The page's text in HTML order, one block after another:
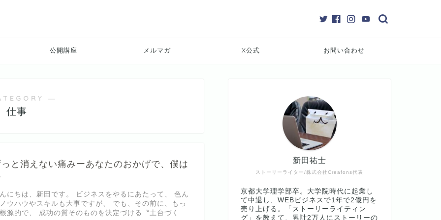
公開講座 メルマガ X公式 お問い合わせ
―
仕事
と消えない痛みーあなたのおかげで、僕は
にちは、新田です。 ビジネスをやるにあたって、 色ん
ウハウやスキルも大事ですが、 でも、その前に、もっ
源的で、 成功の質そのものを決定づける〝土台づく
ストーリーライター/株式会社Creafons代表
新田祐士
京都大学理学部卒。大学院時代に起業し
て中退し、WEBビジネスで1年で2億円を
売り上げる。「ストーリーライティン
グ」を教えて、累計2万人にストーリーの